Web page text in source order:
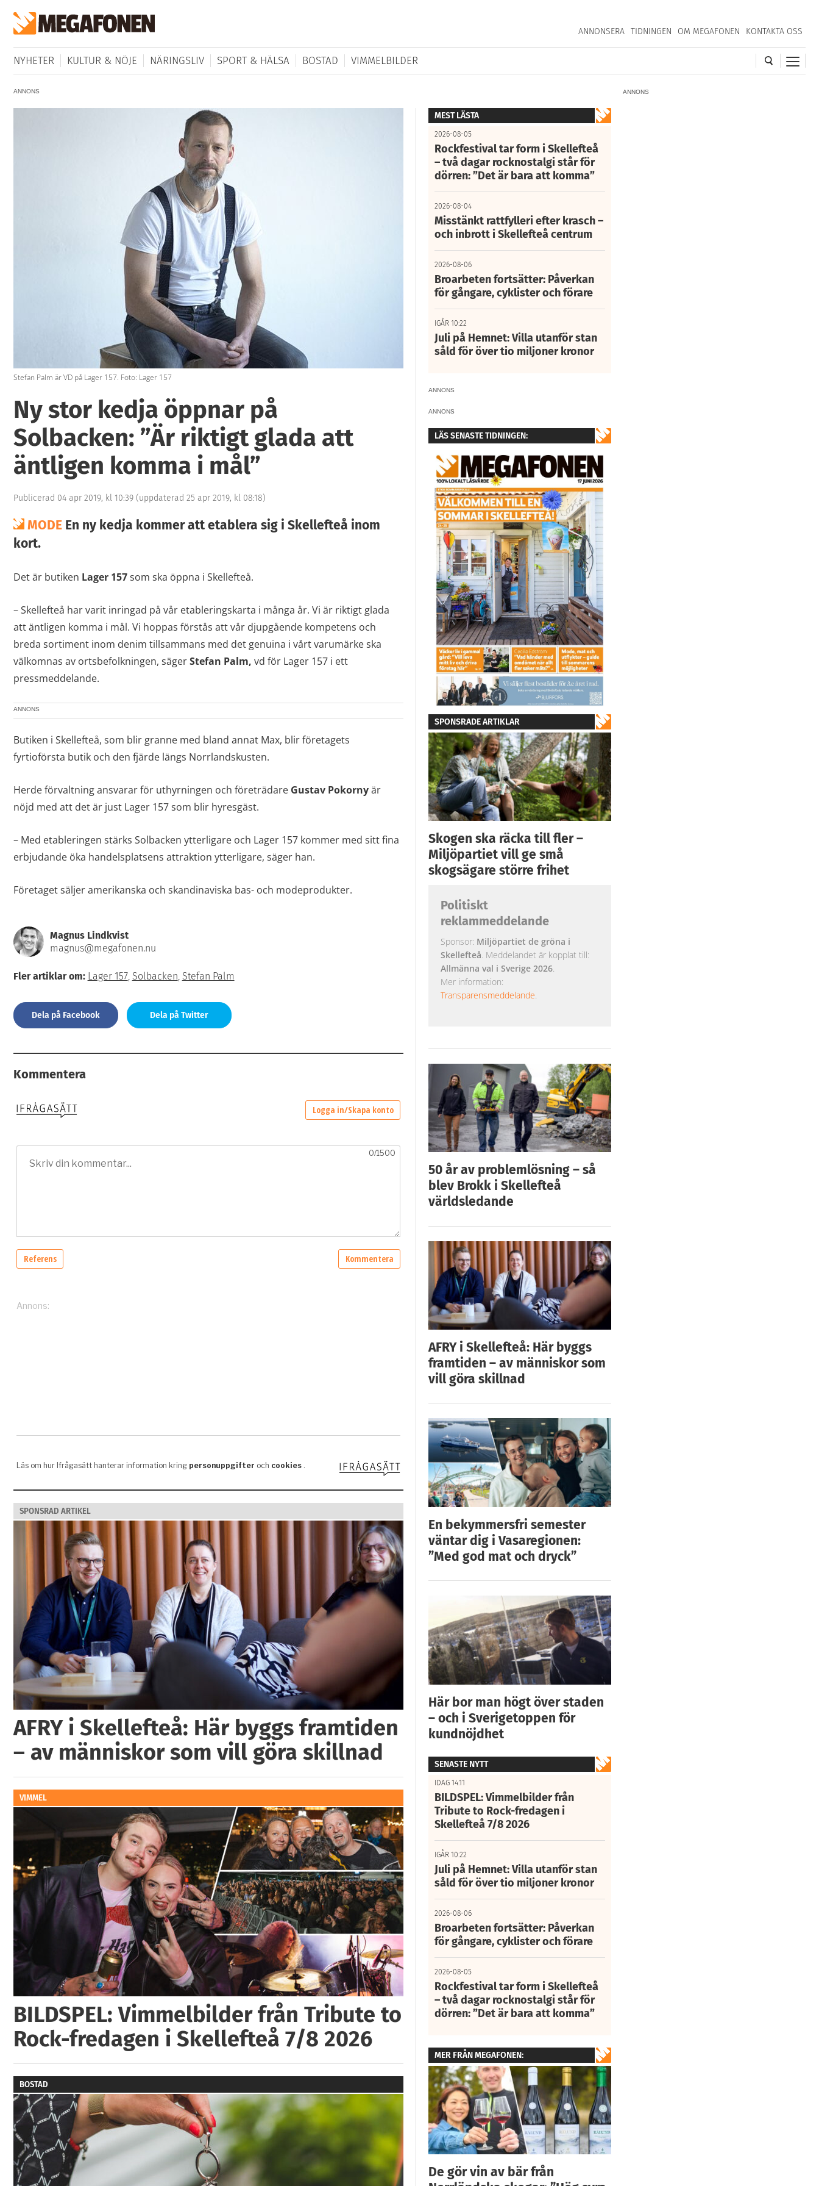
ANNONSERA TIDNINGEN OM MEGAFONEN KONTAKTA OSS
NYHETER KULTUR & NÖJE NÄRINGSLIV SPORT & HÄLSA BOSTAD VIMMELBILDER
ANNONS
ANNONS
Stefan Palm är VD på Lager 157. Foto: Lager 157
Ny stor kedja öppnar på
Solbacken: ”Är riktigt glada att
äntligen komma i mål”
Publicerad 04 apr 2019, kl 10:39 (uppdaterad 25 apr 2019, kl 08:18)
MODEEn ny kedja kommer att etablera sig i Skellefteå inom
kort.
Det är butiken Lager 157som ska öppna i Skellefteå.
– Skellefteå har varit inringad på vår etableringskarta i många år. Vi är riktigt glada
att äntligen komma i mål. Vi hoppas förstås att vår djupgående kompetens och
breda sortiment inom denim tillsammans med det genuina i vårt varumärke ska
välkomnas av ortsbefolkningen, sägerStefan Palm, vd för Lager 157 i ett
pressmeddelande.
ANNONS
Butiken i Skellefteå, som blir granne med bland annat Max, blir företagets
fyrtioförsta butik och den fjärde längs Norrlandskusten.
Herde förvaltning ansvarar för uthyrningen och företrädare Gustav Pokornyär
nöjd med att det är just Lager 157 som blir hyresgäst.
– Med etableringen stärks Solbacken ytterligare och Lager 157 kommer med sitt fina
erbjudande öka handelsplatsens attraktion ytterligare, säger han.
Företaget säljer amerikanska och skandinaviska bas- och modeprodukter.
Magnus Lindkvist
magnus@megafonen.nu
Fler artiklar om: Lager 157, Solbacken, Stefan Palm
Dela på Facebook Dela på Twitter
Kommentera
SPONSRAD ARTIKEL
AFRY i Skellefteå: Här byggs framtiden
– av människor som vill göra skillnad
VIMMEL
BILDSPEL: Vimmelbilder från Tribute to
Rock-fredagen i Skellefteå 7/8 2026
BOSTAD
MEST LÄSTA
2026-08-05
Rockfestival tar form i Skellefteå
– två dagar rocknostalgi står för
dörren: ”Det är bara att komma”
2026-08-04
Misstänkt rattfylleri efter krasch –
och inbrott i Skellefteå centrum
2026-08-06
Broarbeten fortsätter: Påverkan
för gångare, cyklister och förare
IGÅR 10:22
Juli på Hemnet: Villa utanför stan
såld för över tio miljoner kronor
ANNONS
ANNONS
LÄS SENASTE TIDNINGEN:
SPONSRADE ARTIKLAR
Skogen ska räcka till fler –
Miljöpartiet vill ge små
skogsägare större frihet
Politiskt
reklammeddelande
Sponsor: Miljöpartiet de gröna i
Skellefteå. Meddelandet är kopplat till:
Allmänna val i Sverige 2026.
Mer information:
Transparensmeddelande.
50 år av problemlösning – så
blev Brokk i Skellefteå
världsledande
AFRY i Skellefteå: Här byggs
framtiden – av människor som
vill göra skillnad
En bekymmersfri semester
väntar dig i Vasaregionen:
”Med god mat och dryck”
Här bor man högt över staden
– och i Sverigetoppen för
kundnöjdhet
SENASTE NYTT
IDAG 14:11
BILDSPEL: Vimmelbilder från
Tribute to Rock-fredagen i
Skellefteå 7/8 2026
IGÅR 10:22
Juli på Hemnet: Villa utanför stan
såld för över tio miljoner kronor
2026-08-06
Broarbeten fortsätter: Påverkan
för gångare, cyklister och förare
2026-08-05
Rockfestival tar form i Skellefteå
– två dagar rocknostalgi står för
dörren: ”Det är bara att komma”
MER FRÅN MEGAFONEN:
De gör vin av bär från